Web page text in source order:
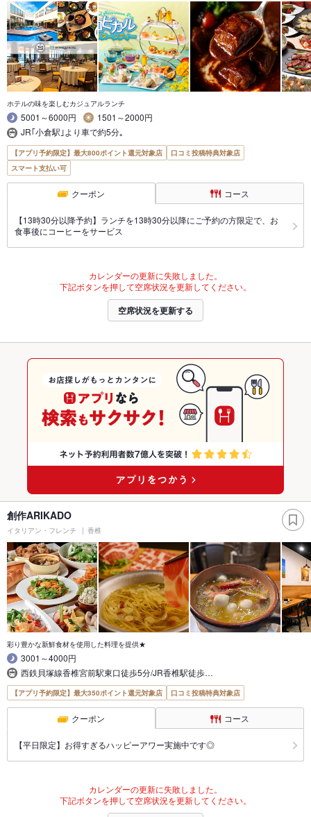
ホテルの味を楽しむカジュアルランチ
5001～6000円
1501～2000円
JR｢小倉駅｣より車で約5分｡
【アプリ予約限定】最大800ポイント還元対象店
口コミ投稿特典対象店
スマート支払い可
クーポン コース
【13時30分以降予約】ランチを13時30分以降にご予約の方限定で、お
食事後にコーヒーをサービス
カレンダーの更新に失敗しました。
下記ボタンを押して空席状況を更新してください。
空席状況を更新する
創作ARIKADO
イタリアン・フレンチ 香椎
彩り豊かな新鮮食材を使用した料理を提供★
3001～4000円
西鉄貝塚線香椎宮前駅東口徒歩5分/JR香椎駅徒歩…
【アプリ予約限定】最大350ポイント還元対象店 口コミ投稿特典対象店
クーポン コース
【平日限定】お得すぎるハッピーアワー実施中です◎
カレンダーの更新に失敗しました。
下記ボタンを押して空席状況を更新してください。